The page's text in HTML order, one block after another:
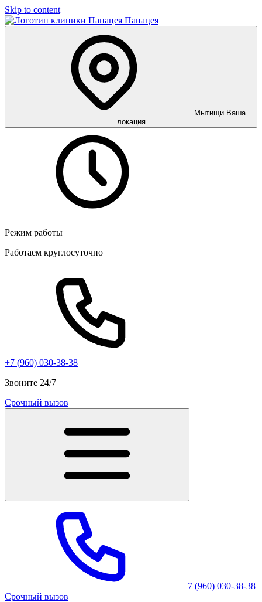
Skip to content
Панацея
Мытищи Ваша
локация
Режим работы
Работаем круглосуточно
+7 (960) 030-38-38
Звоните 24/7
Срочный вызов
+7 (960) 030-38-38
Срочный вызов